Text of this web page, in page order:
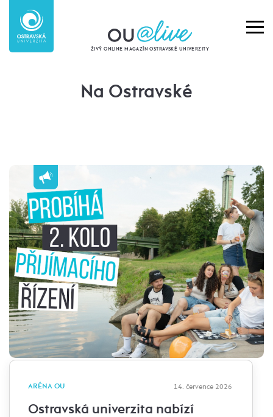
ŽIVÝ ONLINE MAGAZÍN OSTRAVSKÉ UNIVERZITY
Na Ostravské
ARÉNA OU 14. července 2026
Ostravská univerzita nabízí